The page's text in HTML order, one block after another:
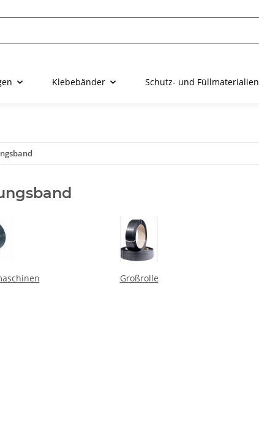
Klebebänder Schutz- und Füllmaterialien
Großrolle